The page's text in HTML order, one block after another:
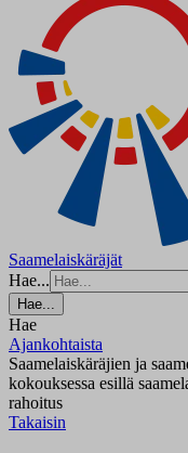
Saamelaiskäräjät
Hae...
Hae...
Hae
Ajankohtaista
Saamelaiskäräjien ja
kokouksessa esillä
rahoitus
Takaisin